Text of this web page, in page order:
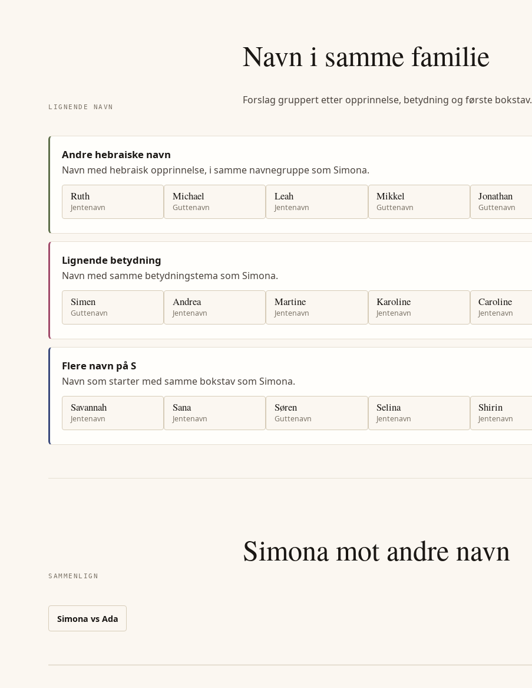
LIGNENDE NAVN
Navn i samme familie
Forslag gruppert etter opprinnelse, betydning og første bokstav.
Andre hebraiske navn
Navn med hebraisk opprinnelse, i samme navnegruppe som Simona.
Ruth
Jentenavn
Michael
Guttenavn
Leah
Jentenavn
Mikkel
Guttenavn
Jonathan
Guttenavn
Lignende betydning
Navn med samme betydningstema som Simona.
Simen
Guttenavn
Andrea
Jentenavn
Martine
Jentenavn
Karoline
Jentenavn
Caroline
Jentenavn
Flere navn på S
Navn som starter med samme bokstav som Simona.
Savannah
Jentenavn
Sana
Jentenavn
Søren
Guttenavn
Selina
Jentenavn
Shirin
Jentenavn
SAMMENLIGN
Simonamot andre navn
Simona vs Ada